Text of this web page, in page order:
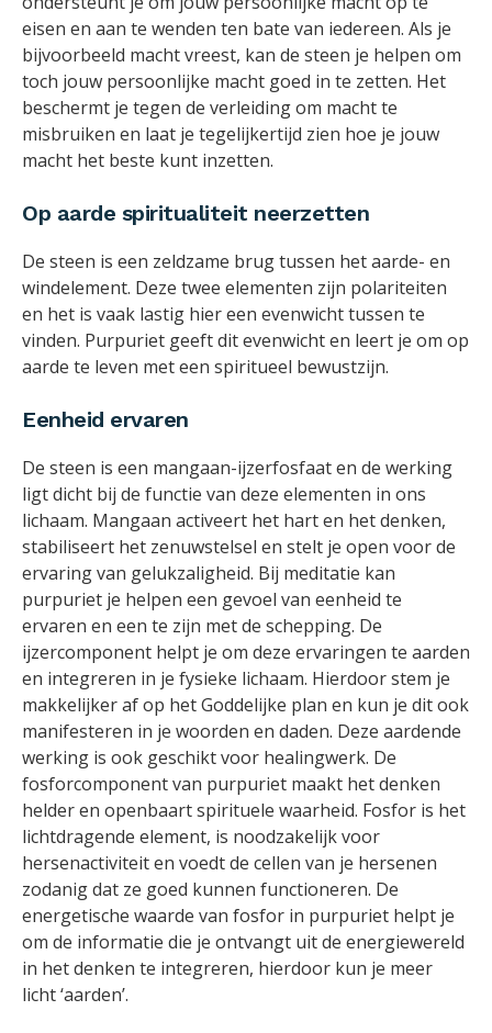
eisen en aan te wenden ten bate van iedereen. Als je
bijvoorbeeld macht vreest, kan de steen je helpen om
toch jouw persoonlijke macht goed in te zetten. Het
beschermt je tegen de verleiding om macht te
misbruiken en laat je tegelijkertijd zien hoe je jouw
macht het beste kunt inzetten.
Op aarde spiritualiteit neerzetten
De steen is een zeldzame brug tussen het aarde- en
windelement. Deze twee elementen zijn polariteiten
en het is vaak lastig hier een evenwicht tussen te
vinden. Purpuriet geeft dit evenwicht en leert je om op
aarde te leven met een spiritueel bewustzijn.
Eenheid ervaren
De steen is een mangaan-ijzerfosfaat en de werking
ligt dicht bij de functie van deze elementen in ons
lichaam. Mangaan activeert het hart en het denken,
stabiliseert het zenuwstelsel en stelt je open voor de
ervaring van gelukzaligheid. Bij meditatie kan
purpuriet je helpen een gevoel van eenheid te
ervaren en een te zijn met de schepping. De
ijzercomponent helpt je om deze ervaringen te aarden
en integreren in je fysieke lichaam. Hierdoor stem je
makkelijker af op het Goddelijke plan en kun je dit ook
manifesteren in je woorden en daden. Deze aardende
werking is ook geschikt voor healingwerk. De
fosforcomponent van purpuriet maakt het denken
helder en openbaart spirituele waarheid. Fosfor is het
lichtdragende element, is noodzakelijk voor
hersenactiviteit en voedt de cellen van je hersenen
zodanig dat ze goed kunnen functioneren. De
energetische waarde van fosfor in purpuriet helpt je
om de informatie die je ontvangt uit de energiewereld
in het denken te integreren, hierdoor kun je meer
licht ‘aarden’.